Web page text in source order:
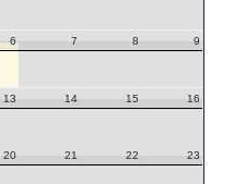
6 7 8 9
13 14 15 16
20 21 22 23